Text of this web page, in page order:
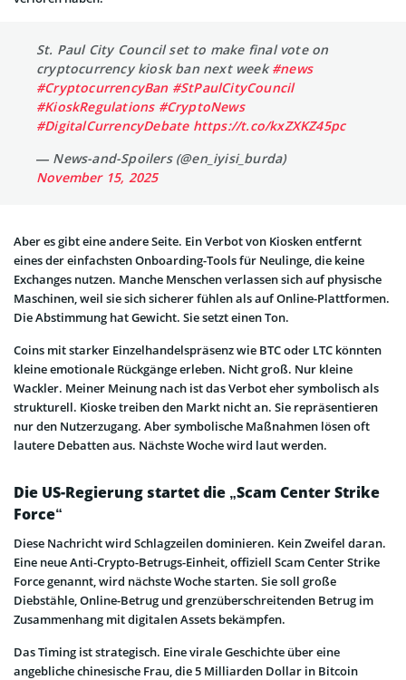
St. Paul City Council set to make final vote on
cryptocurrency kiosk ban next week#news
#CryptocurrencyBan #StPaulCityCouncil
#KioskRegulations #CryptoNews
#DigitalCurrencyDebate https://t.co/kxZXKZ45pc
— News-and-Spoilers (@en_iyisi_burda)
November 15, 2025
Aber es gibt eine andere Seite. Ein Verbot von Kiosken entfernt
eines der einfachsten Onboarding-Tools für Neulinge, die keine
Exchanges nutzen. Manche Menschen verlassen sich auf physische
Maschinen, weil sie sich sicherer fühlen als auf Online-Plattformen.
Die Abstimmung hat Gewicht. Sie setzt einen Ton.
Coins mit starker Einzelhandelspräsenz wie BTC oder LTC könnten
kleine emotionale Rückgänge erleben. Nicht groß. Nur kleine
Wackler. Meiner Meinung nach ist das Verbot eher symbolisch als
strukturell. Kioske treiben den Markt nicht an. Sie repräsentieren
nur den Nutzerzugang. Aber symbolische Maßnahmen lösen oft
lautere Debatten aus. Nächste Woche wird laut werden.
Die US-Regierung startet die „Scam Center Strike
Force“
Diese Nachricht wird Schlagzeilen dominieren. Kein Zweifel daran.
Eine neue Anti-Crypto-Betrugs-Einheit, offiziell Scam Center Strike
Force genannt, wird nächste Woche starten. Sie soll große
Diebstähle, Online-Betrug und grenzüberschreitenden Betrug im
Zusammenhang mit digitalen Assets bekämpfen.
Das Timing ist strategisch. Eine virale Geschichte über eine
angebliche chinesische Frau, die 5 Milliarden Dollar in Bitcoin